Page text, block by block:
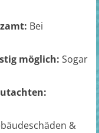
Bei
möglich: Sogar
&